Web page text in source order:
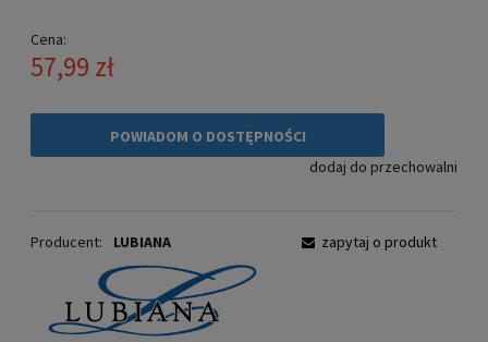
Cena:
57,99 zł
POWIADOM O DOSTĘPNOŚCI
dodaj do przechowalni
Producent: LUBIANA zapytaj o produkt